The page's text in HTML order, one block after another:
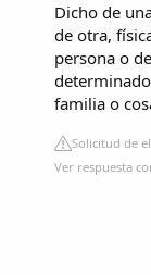
Dicho de
de otra,
persona o
familia o
Solicitud de
Ver respuesta